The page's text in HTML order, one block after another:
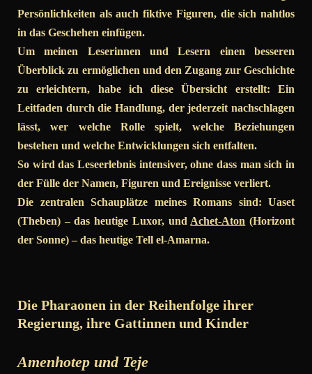
Persönlichkeiten als auch fiktive Figuren, die sich nahtlos
in das Geschehen einfügen.
Um meinen Leserinnen und Lesern einen besseren
Überblick zu ermöglichen und den Zugang zur Geschichte
zu erleichtern, habe ich diese Übersicht erstellt: Ein
Leitfaden durch die Handlung, der jederzeit nachschlagen
lässt, wer welche Rolle spielt, welche Beziehungen
bestehen und welche Entwicklungen sich entfalten.
So wird das Leseerlebnis intensiver, ohne dass man sich in
der Fülle der Namen, Figuren und Ereignisse verliert.
Die zentralen Schauplätze meines Romans sind: Uaset
(Theben) – das heutige Luxor, undAchet-Aton (Horizont
der Sonne) – das heutige Tell el-Amarna.
Die Pharaonen in der Reihenfolge ihrer
Regierung, ihre Gattinnen und Kinder
Amenhotep und Teje